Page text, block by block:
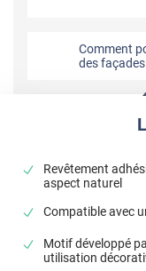
Comment
des
Revêtement
aspect naturel
Compatible avec
Motif développé
utilisation